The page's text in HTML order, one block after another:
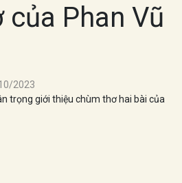
của Phan Vũ
2023
trọng giới thiệu chùm thơ hai bài của